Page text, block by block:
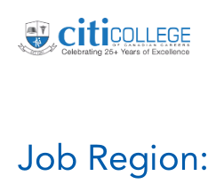
Job Region: